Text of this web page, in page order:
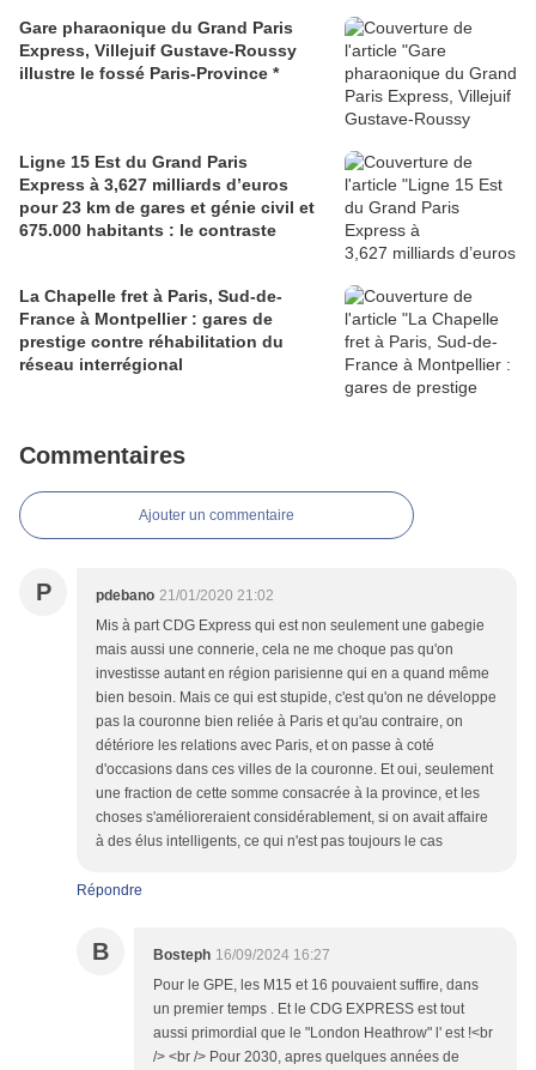
Gare pharaonique du Grand Paris
Express, Villejuif Gustave-Roussy
illustre le fossé Paris-Province *
Ligne 15 Est du Grand Paris
Express à 3,627 milliards d’euros
pour 23 km de gares et génie civil et
675.000 habitants : le contraste
La Chapelle fret à Paris, Sud-de-
France à Montpellier : gares de
prestige contre réhabilitation du
réseau interrégional
Commentaires
Ajouter un commentaire
P pdebano 21/01/2020 21:02
Mis à part CDG Express qui est non seulement une gabegie
mais aussi une connerie, cela ne me choque pas qu'on
investisse autant en région parisienne qui en a quand même
bien besoin. Mais ce qui est stupide, c'est qu'on ne développe
pas la couronne bien reliée à Paris et qu'au contraire, on
détériore les relations avec Paris, et on passe à coté
d'occasions dans ces villes de la couronne. Et oui, seulement
une fraction de cette somme consacrée à la province, et les
choses s'amélioreraient considérablement, si on avait affaire
à des élus intelligents, ce qui n'est pas toujours le cas
Répondre
B Bosteph 16/09/2024 16:27
Pour le GPE, les M15 et 16 pouvaient suffire, dans
un premier temps . Et le CDG EXPRESS est tout
aussi primordial que le "London Heathrow" l' est !<br
/> <br /> Pour 2030, apres quelques années de